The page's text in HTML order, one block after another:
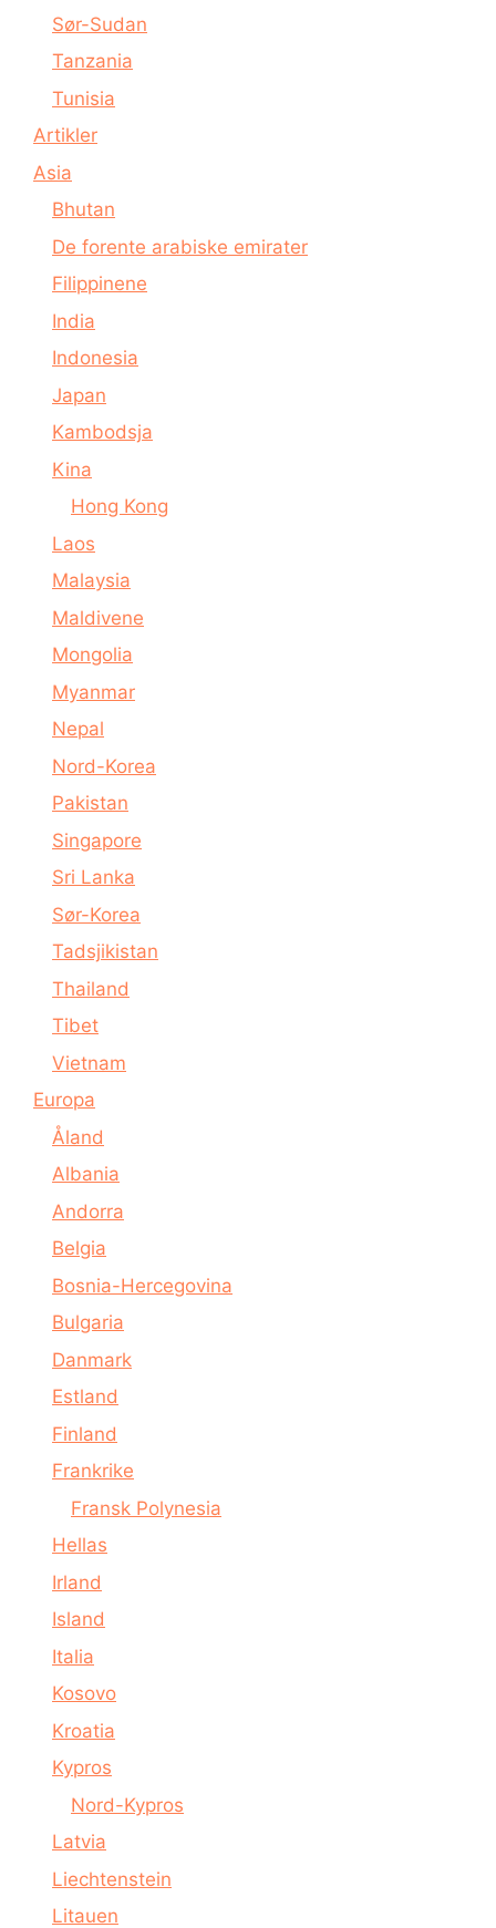
Sør-Sudan
Tanzania
Tunisia
Artikler
Asia
Bhutan
De forente arabiske emirater
Filippinene
India
Indonesia
Japan
Kambodsja
Kina
Hong Kong
Laos
Malaysia
Maldivene
Mongolia
Myanmar
Nepal
Nord-Korea
Pakistan
Singapore
Sri Lanka
Sør-Korea
Tadsjikistan
Thailand
Tibet
Vietnam
Europa
Åland
Albania
Andorra
Belgia
Bosnia-Hercegovina
Bulgaria
Danmark
Estland
Finland
Frankrike
Fransk Polynesia
Hellas
Irland
Island
Italia
Kosovo
Kroatia
Kypros
Nord-Kypros
Latvia
Liechtenstein
Litauen